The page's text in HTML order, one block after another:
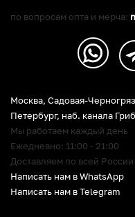
Москва, Садовая-
Петербург, наб. канала
Мы работаем каждый день
Ежедневно: 11:00 - 21:00
Доставляем по всей
Написать нам в WhatsApp
Написать нам в Telegram
по вопросам опта и мерча: